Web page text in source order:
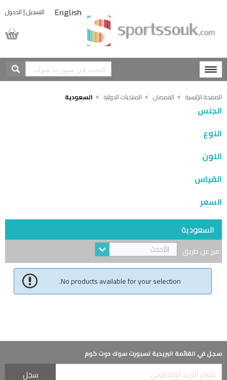
التسجيل|الدخول English
الصفحة الرئيسية القمصان المنتخبات الدولية السعودية
الجنس
النوع
اللون
القياس
السعر
السعودية
فرز عن طريق الأحدث
No products available for your selection.
سجل في القائمة البريدية لسبورت سوك دوت كوم